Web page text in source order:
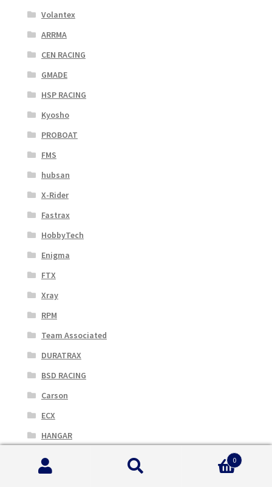
Volantex
ARRMA
CEN RACING
GMADE
HSP RACING
Kyosho
PROBOAT
FMS
hubsan
X-Rider
Fastrax
HobbyTech
Enigma
FTX
Xray
RPM
Team Associated
DURATRAX
BSD RACING
Carson
ECX
HANGAR
Huina
MUGEN
0